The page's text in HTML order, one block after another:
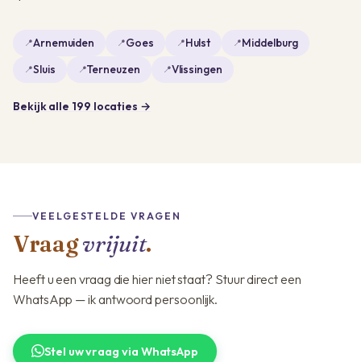
Arnemuiden Goes Hulst
Middelburg
Sluis
Terneuzen Vlissingen
Bekijk alle 199 locaties →
VEELGESTELDE VRAGEN
Vraagvrijuit.
Heeft u een vraag die hier niet staat? Stuur direct een
WhatsApp — ik antwoord persoonlijk.
Stel uw vraag via WhatsApp